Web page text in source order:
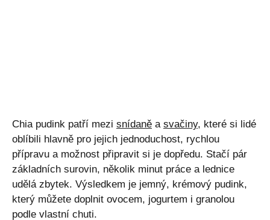
Chia pudink patří mezi snídaně a svačiny, které si lidé
oblíbili hlavně pro jejich jednoduchost, rychlou
přípravu a možnost připravit si je dopředu. Stačí pár
základních surovin, několik minut práce a lednice
udělá zbytek. Výsledkem je jemný, krémový pudink,
který můžete doplnit ovocem, jogurtem i granolou
podle vlastní chuti.